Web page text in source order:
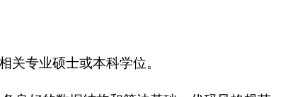
关专业硕士或本科学位。